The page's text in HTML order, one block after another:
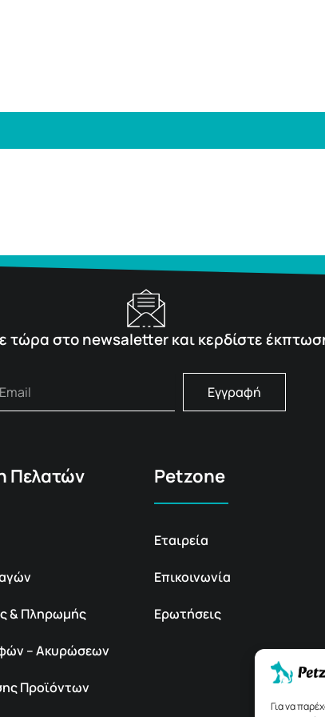
Για να
τώρα στο newsaletter και κερδίστε
Εγγραφή
Πελατών
& Πληρωμής
– Ακυρώσεων
Προϊόντων
Petzone
Εταιρεία
Επικοινωνία
Ερωτήσεις